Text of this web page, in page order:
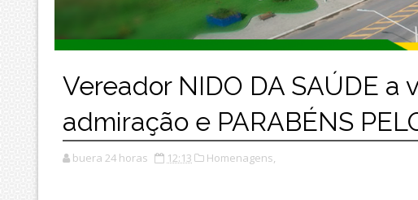
Vereador NIDO DA SAÚDE a
admiração e PARABÉNS
buera 24 horas 12:13 Homenagens,